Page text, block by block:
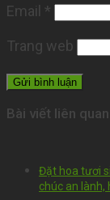
Email *
Trang web
Bài viết liên quan
Đặt hoa tươi
chúc an lành,